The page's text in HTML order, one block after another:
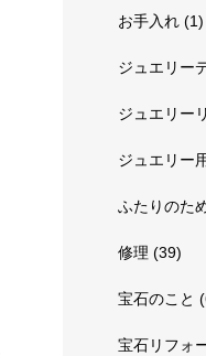
お手入れ (1)
ジュエリー
ジュエリー
ジュエリー
ふたりのた
修理 (39)
宝石のこと
宝石リフォ